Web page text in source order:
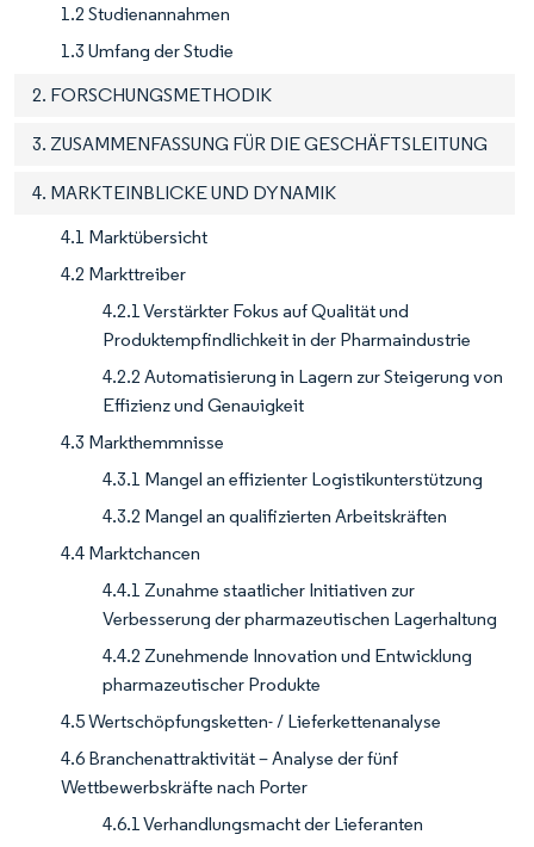
1.2 Studienannahmen
1.3 Umfang der Studie
2. FORSCHUNGSMETHODIK
3. ZUSAMMENFASSUNG FÜR DIE GESCHÄFTSLEITUNG
4. MARKTEINBLICKE UND DYNAMIK
4.1 Marktübersicht
4.2 Markttreiber
4.2.1 Verstärkter Fokus auf Qualität und
Produktempfindlichkeit in der Pharmaindustrie
4.2.2 Automatisierung in Lagern zur Steigerung von
Effizienz und Genauigkeit
4.3 Markthemmnisse
4.3.1 Mangel an effizienter Logistikunterstützung
4.3.2 Mangel an qualifizierten Arbeitskräften
4.4 Marktchancen
4.4.1 Zunahme staatlicher Initiativen zur
Verbesserung der pharmazeutischen Lagerhaltung
4.4.2 Zunehmende Innovation und Entwicklung
pharmazeutischer Produkte
4.5 Wertschöpfungsketten- / Lieferkettenanalyse
4.6 Branchenattraktivität – Analyse der fünf
Wettbewerbskräfte nach Porter
4.6.1 Verhandlungsmacht der Lieferanten